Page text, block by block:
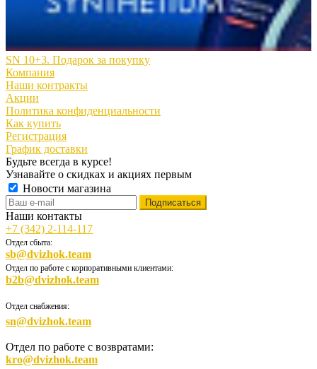
SN 10+3. Подарок за покупку
Компания
Наши контракты
Акции
Политика конфиденциальности
Как купить
Регистрация
График доставки
Будьте всегда в курсе!
Узнавайте о скидках и акциях первым
Новости магазина
Наши контакты
+7 (342) 2-114-117
Отдел сбыта:
sb@dvizhok.team
Отдел по работе с корпоративными клиентами:
b2b@dvizhok.team
Отдел снабжения:
sn@dvizhok.team
Отдел по работе с возвратами:
kro@dvizhok.team